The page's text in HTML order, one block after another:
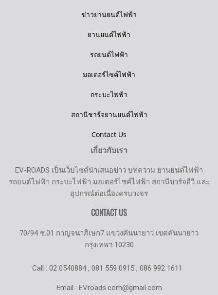
ข่าวยานยนต์ไฟฟ้า
ยานยนต์ไฟฟ้า
รถยนต์ไฟฟ้า
มอเตอร์ไซค์ไฟฟ้า
กระบะไฟฟ้า
สถานีชาร์จยานยนต์ไฟฟ้า
Contact Us
เกี่ยวกับเรา
EV-ROADS เป็นเว็บไซต์นำเสนอข่าว บทความ ยานยนต์ไฟฟ้า
รถยนต์ไฟฟ้า กระบะไฟฟ้า มอเตอร์ไซค์ไฟฟ้า สถานีขาร์จอีวี และ
อุปกรณ์ต่อเนื่องครบวงจร
CONTACT US
70/94 ซ.01 กาญจนาภิเษก7 แขวงคันนายาว เขตคันนายาว
กรุงเทพฯ 10230
Call : 02 0540884 , 081 559 0915 , 086 992 1611
Email : EVroads.com@gmail.com